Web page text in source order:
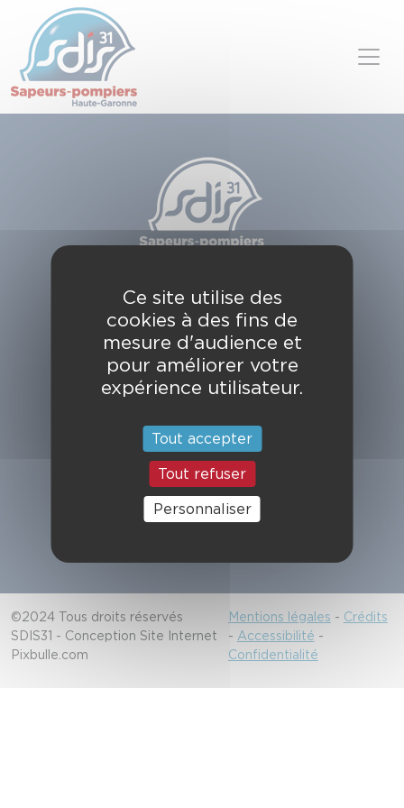
49, chemin de l'Armurié
C.S. 80123
31772 COLOMIERS CEDEX
Contactez-nous
Alerter les secours
18/112
©2024 Tous droits réservés
SDIS31 - Conception Site Internet
Pixbulle.com
Mentions légales - Crédits
- Accessibilité -
Confidentialité
Panneau de gestion des cookies
Ce site utilise des
cookies à des fins de
mesure d'audience et
pour améliorer votre
expérience utilisateur.
Tout accepter
Tout refuser
Personnaliser